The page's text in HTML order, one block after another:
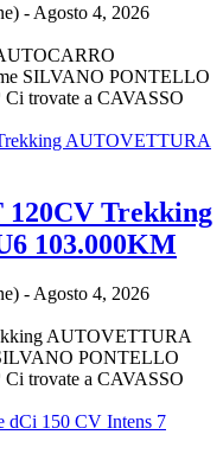
- Agosto 4, 2026
SILVANO PONTELLO
trovate a CAVASSO
Trekking
103.000KM
-Agosto 4, 2026
AUTOVETTURA
PONTELLO
trovate a CAVASSO